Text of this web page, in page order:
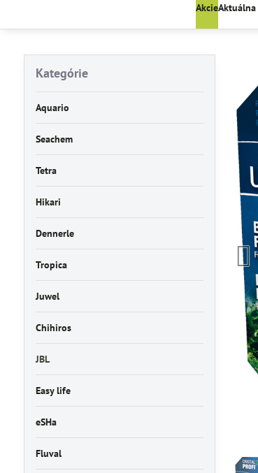
Akcie
Kategórie
Aquario
Seachem
Tetra
Hikari
Dennerle
Tropica
Juwel
Chihiros
JBL
Easy life
eSHa
Fluval